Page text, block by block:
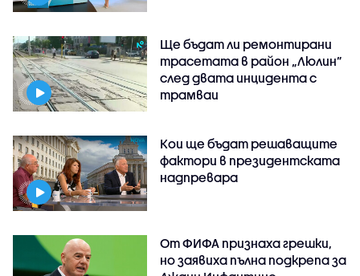
Ще бъдат ли ремонтирани
трасетата в район „Люлин”
след двата инцидента с
трамваи
Кои ще бъдат решаващите
фактори в президентската
надпревара
От ФИФА признаха грешки,
но заявиха пълна подкрепа за